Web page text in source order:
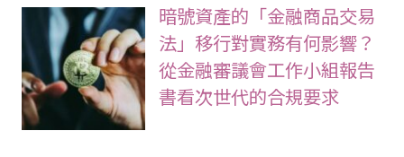
暗號資產的「金融商品交易
法」移行對實務有何影響？
從金融審議會工作小組報告
書看次世代的合規要求